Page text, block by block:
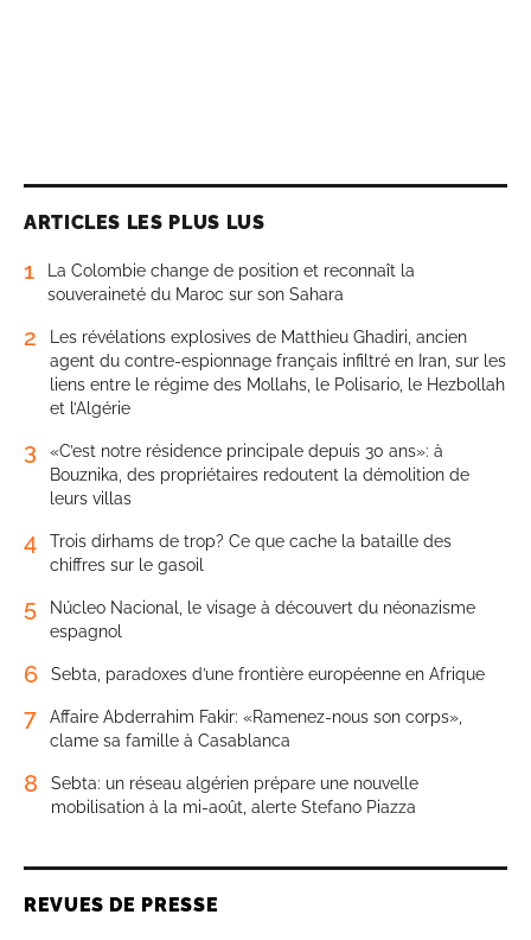
ARTICLES LES PLUS LUS
1
La Colombie change de position et reconnaît la
souveraineté du Maroc sur son Sahara
2
Les révélations explosives de Matthieu Ghadiri, ancien
agent du contre-espionnage français infiltré en Iran, sur les
liens entre le régime des Mollahs, le Polisario, le Hezbollah
et l’Algérie
3
«C’est notre résidence principale depuis 30 ans»: à
Bouznika, des propriétaires redoutent la démolition de
leurs villas
4
Trois dirhams de trop? Ce que cache la bataille des
chiffres sur le gasoil
5
Núcleo Nacional, le visage à découvert du néonazisme
espagnol
6 Sebta, paradoxes d’une frontière européenne en Afrique
7
Affaire Abderrahim Fakir: «Ramenez-nous son corps»,
clame sa famille à Casablanca
8
Sebta: un réseau algérien prépare une nouvelle
mobilisation à la mi-août, alerte Stefano Piazza
REVUES DE PRESSE